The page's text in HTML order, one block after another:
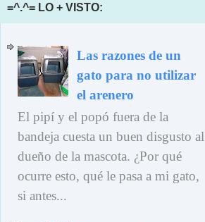
=^.^= LO + VISTO:
Las razones de un
gato para no utilizar
el arenero
El pipí y el popó fuera de la
bandeja cuesta un buen disgusto al
dueño de la mascota. ¿Por qué
ocurre esto, qué le pasa a mi gato,
si antes...